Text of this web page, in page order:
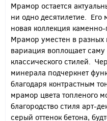
Мрамор остается
ни одно десятилетие.
новая коллекция
Мрамор уместен в разных
вариация воплощает саму
классического стилей.
минерала подчеркнет
благодаря контрастным
мрамор цвета топленого
благородство стиля арт-
серый оттенок бетона,